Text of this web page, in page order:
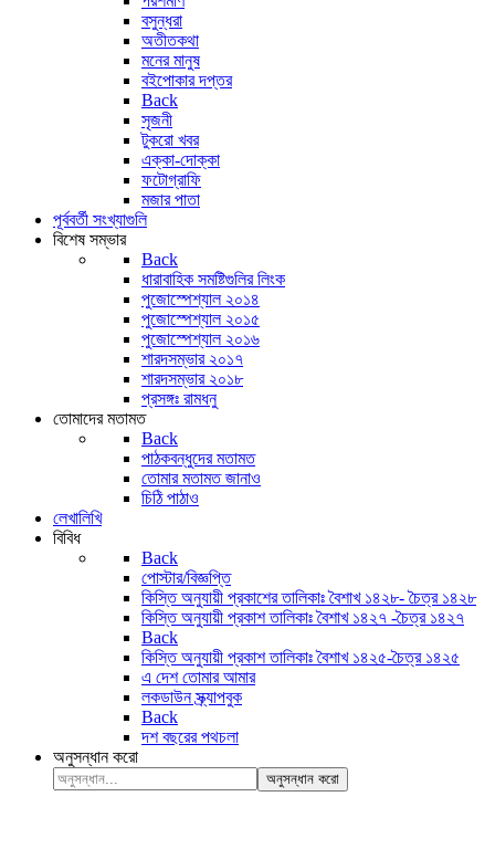
বসুন্ধরা
অতীতকথা
মনের মানুষ
বইপোকার দপ্তর
Back
সৃজনী
টুকরো খবর
এক্কা-দোক্কা
ফটোগ্রাফি
মজার পাতা
পূর্ববর্তী সংখ্যাগুলি
বিশেষ সম্ভার
Back
ধারাবাহিক সমষ্টিগুলির লিংক
পুজোস্পেশ্যাল ২০১৪
পুজোস্পেশ্যাল ২০১৫
পুজোস্পেশ্যাল ২০১৬
শারদসম্ভার ২০১৭
শারদসম্ভার ২০১৮
প্রসঙ্গঃ রামধনু
তোমাদের মতামত
Back
পাঠকবন্ধুদের মতামত
তোমার মতামত জানাও
চিঠি পাঠাও
লেখালিখি
বিবিধ
Back
পোস্টার/বিজ্ঞপ্তি
কিস্তি অনুযায়ী প্রকাশের তালিকাঃ বৈশাখ ১৪২৮- চৈত্র ১৪২৮
কিস্তি অনুযায়ী প্রকাশ তালিকাঃ বৈশাখ ১৪২৭ -চৈত্র ১৪২৭
Back
কিস্তি অনুযায়ী প্রকাশ তালিকাঃ বৈশাখ ১৪২৫-চৈত্র ১৪২৫
এ দেশ তোমার আমার
লকডাউন স্ক্র্যাপবুক
Back
দশ বছরের পথচলা
অনুসন্ধান করো
অনুসন্ধান করো